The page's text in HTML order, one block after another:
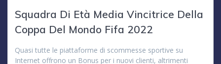
Squadra Di Età Media Vincitrice Della
Coppa Del Mondo Fifa 2022
Quasi tutte le piattaforme di scommesse sportive su
Internet offrono un Bonus per i nuovi clienti, altrimenti